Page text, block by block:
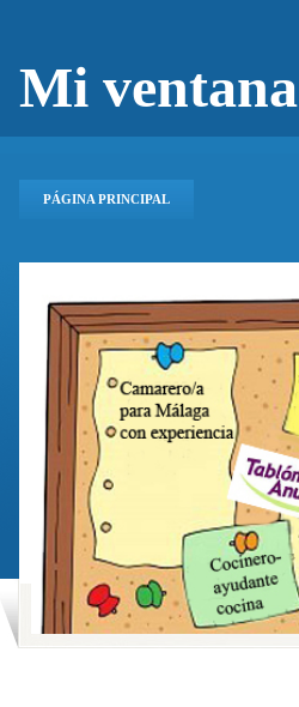
Mi ventana
PÁGINA PRINCIPAL